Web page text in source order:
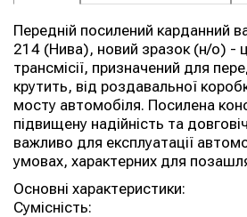
Передній посилений карданний
214 (Нива), новий зразок (н/о) -
трансмісії, призначений для
крутить, від роздавальної
мосту автомобіля. Посилена
підвищену надійність та
важливо для експлуатації
умовах, характерних для
Основні характеристики:
Сумісність: